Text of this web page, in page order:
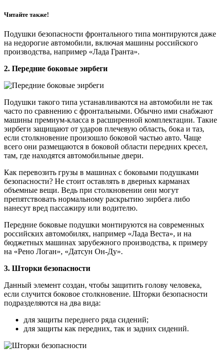
Читайте также!
Подушки безопасности фронтального типа монтируются даже
на недорогие автомобили, включая машины российского
производства, например «Лада Гранта».
2. Передние боковые эирбеги
Подушки такого типа устанавливаются на автомобили не так
часто по сравнению с фронтальными. Обычно ими снабжают
машины премиум-класса в расширенной комплектации. Такие
эирбеги защищают от ударов плечевую область, бока и таз,
если столкновение произошло боковой частью авто. Чаще
всего они размещаются в боковой области передних кресел,
там, где находятся автомобильные двери.
Как перевозить грузы в машинах с боковыми подушками
безопасности? Не стоит оставлять в дверных карманах
объемные вещи. Ведь при столкновении они могут
препятствовать нормальному раскрытию эирбега либо
нанесут вред пассажиру или водителю.
Передние боковые подушки монтируются на современных
российских автомобилях, например «Лада Веста», и на
бюджетных машинах зарубежного производства, к примеру
на «Рено Логан», «Датсун Он-Ду».
3. Шторки безопасности
Данный элемент создан, чтобы защитить голову человека,
если случится боковое столкновение. Шторки безопасности
подразделяются на два вида:
для защиты переднего ряда сидений;
для защиты как передних, так и задних сидений.